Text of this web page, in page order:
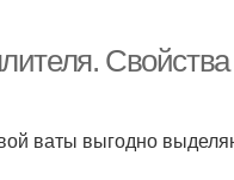
ваты выгодно